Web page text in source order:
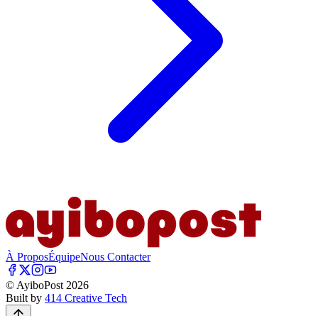
À ProposÉquipeNous Contacter
© AyiboPost 2026
Built by 414 Creative Tech